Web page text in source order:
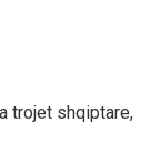
trojet shqiptare,